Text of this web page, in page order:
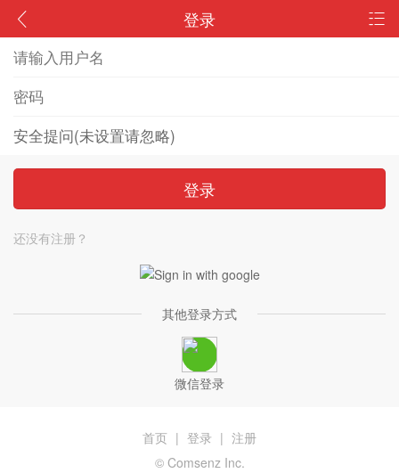
登录
登录
还没有注册？
其他登录方式
微信登录
首页 | 登录 | 注册
© Comsenz Inc.